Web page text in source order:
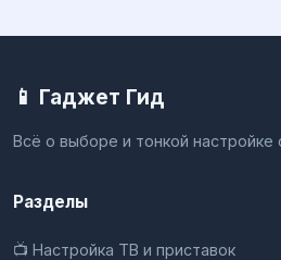
📱 Гаджет Гид
Всё о выборе и тонкой
Разделы
📺 Настройка ТВ и приставок